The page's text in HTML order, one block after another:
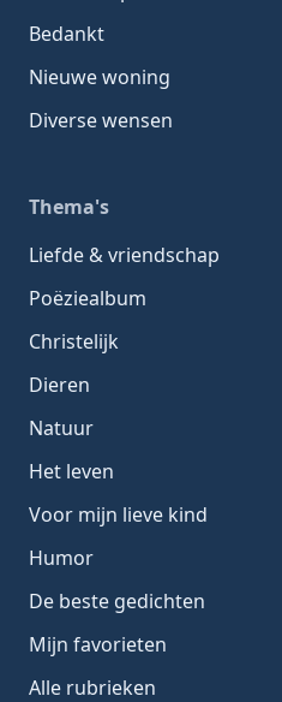
Bedankt
Nieuwe woning
Diverse wensen
Thema's
Liefde & vriendschap
Poëziealbum
Christelijk
Dieren
Natuur
Het leven
Voor mijn lieve kind
Humor
De beste gedichten
Mijn favorieten
Alle rubrieken